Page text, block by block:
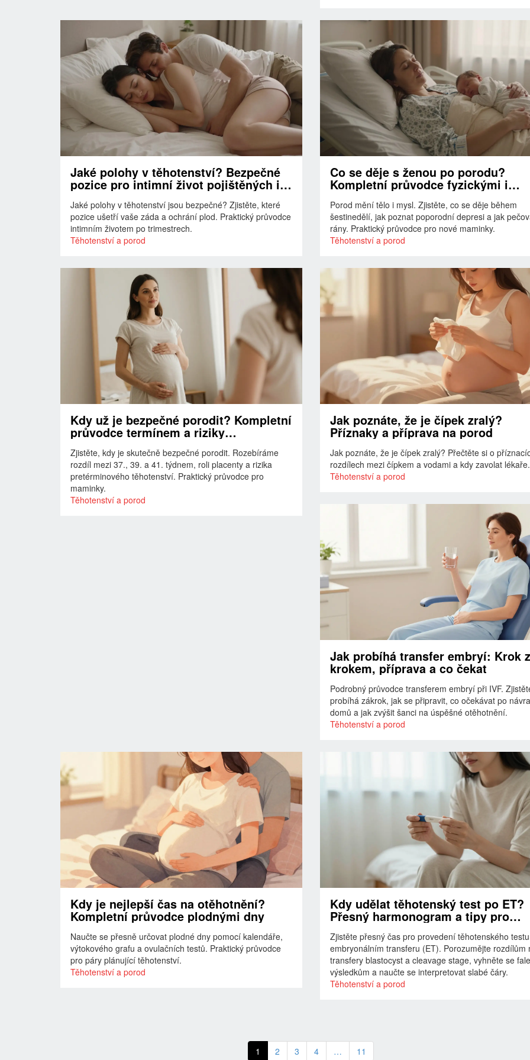
Jaké polohy v těhotenství? Bezpečné
pozice pro intimní život pojištěných i
nepojištěných
Jaké polohy v těhotenství jsou bezpečné? Zjistěte, které
pozice ušetří vaše záda a ochrání plod. Praktický průvodce
intimním životem po trimestrech.
Těhotenství a porod
Co se děje s ženou po porodu?
Kompletní průvodce fyzickými i
psychickými změnami
Porod mění tělo i mysl. Zjistěte, co se děje během
šestinedělí, jak poznat poporodní depresi a jak
rány. Praktický průvodce pro nové maminky.
Těhotenství a porod
Kdy už je bezpečné porodit? Kompletní
průvodce termínem a riziky
předčasných porodů
Zjistěte, kdy je skutečně bezpečné porodit. Rozebíráme
rozdíl mezi 37., 39. a 41. týdnem, roli placenty a rizika
pretérminového těhotenství. Praktický průvodce pro
maminky.
Těhotenství a porod
Jak poznáte, že je čípek zralý?
Příznaky a příprava na porod
Jak poznáte, že je čípek zralý? Přečtěte si o
rozdílech mezi čípkem a vodami a kdy zavolat lékaře.
Těhotenství a porod
Jak probíhá transfer embryí: Krok
krokem, příprava a co čekat
Podrobný průvodce transferem embryí při IVF.
probíhá zákrok, jak se připravit, co očekávat po
domů a jak zvýšit šanci na úspěšné otěhotnění.
Těhotenství a porod
Kdy je nejlepší čas na otěhotnění?
Kompletní průvodce plodnými dny
Naučte se přesně určovat plodné dny pomocí kalendáře,
výtokového grafu a ovulačních testů. Praktický průvodce
pro páry plánující těhotenství.
Těhotenství a porod
Kdy udělat těhotenský test po ET?
Přesný harmonogram a tipy pro
správný výsledek
Zjistěte přesný čas pro provedení těhotenského
embryonálním transferu (ET). Porozumějte rozdílům
transfery blastocyst a cleavage stage, vyhněte se
výsledkům a naučte se interpretovat slabé čáry.
Těhotenství a porod
1 2 3 4 … 11